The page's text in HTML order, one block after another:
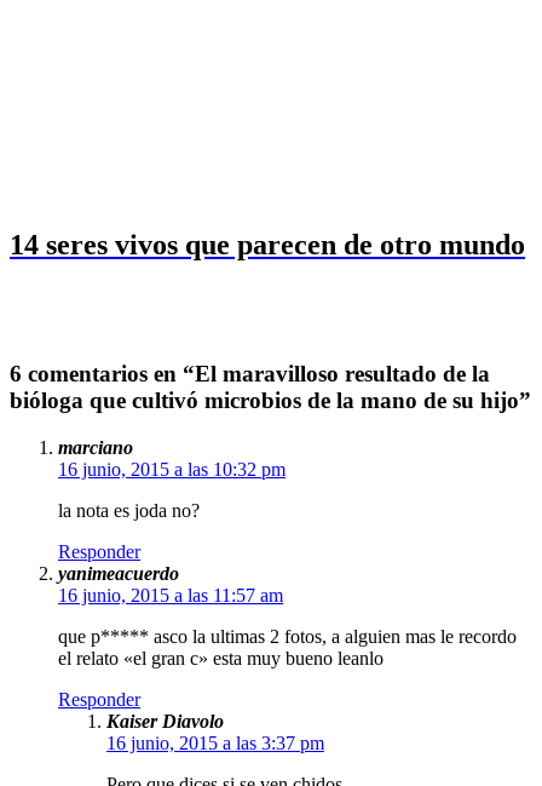
14 seres vivos que parecen de otro mundo
6 comentarios en “El maravilloso resultado de la
bióloga que cultivó microbios de la mano de su hijo”
marciano
16 junio, 2015 a las 10:32 pm
la nota es joda no?
Responder
yanimeacuerdo
16 junio, 2015 a las 11:57 am
que p***** asco la ultimas 2 fotos, a alguien mas le recordo
el relato «el gran c» esta muy bueno leanlo
Responder
Kaiser Diavolo
16 junio, 2015 a las 3:37 pm